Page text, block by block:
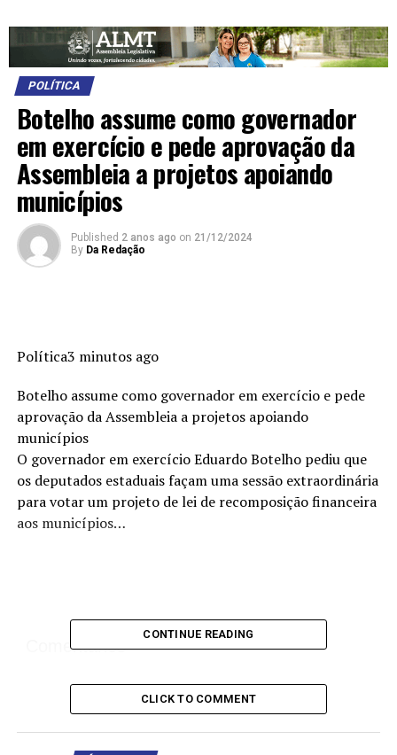
POLÍTICA
Botelho assume como governador
em exercício e pede aprovação da
Assembleia a projetos apoiando
municípios
Published 2 anos ago on 21/12/2024
By Da Redação
Política3 minutos ago
Botelho assume como governador em exercício e pede
aprovação da Assembleia a projetos apoiando
municípios
O governador em exercício Eduardo Botelho pediu que
os deputados estaduais façam uma sessão extraordinária
para votar um projeto de lei de recomposição financeira
aos municípios…
Comentários
APOIANDO APROVAÇÃO
ASSUME
BOTELHO COMO DESTAQUE
EXERCÍCIO
GOVERNADOR
MUNICÍPIOS PEDE POLITICA PROJETOS
CONTINUE READING
CLICK TO COMMENT